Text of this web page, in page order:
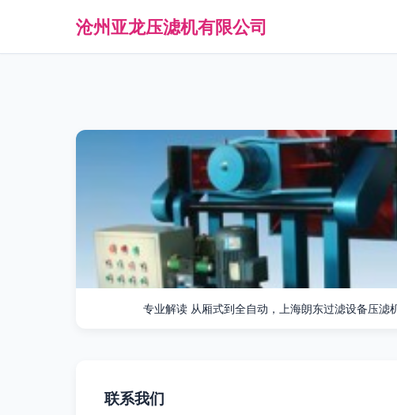
沧州亚龙压滤机有限公司
专业解读 从厢式到全自动，上海朗东过滤设备压滤
联系我们